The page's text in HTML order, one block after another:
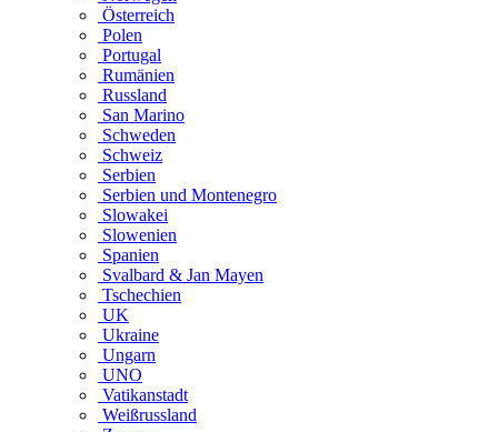
Österreich
Polen
Portugal
Rumänien
Russland
San Marino
Schweden
Schweiz
Serbien
Serbien und Montenegro
Slowakei
Slowenien
Spanien
Svalbard & Jan Mayen
Tschechien
UK
Ukraine
Ungarn
UNO
Vatikanstadt
Weißrussland